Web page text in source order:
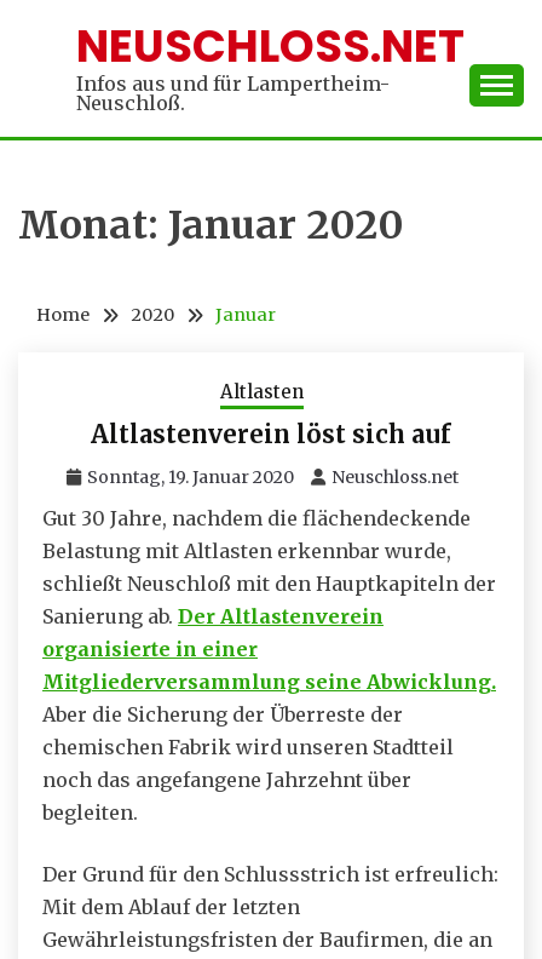
NEUSCHLOSS.NET
Infos aus und für Lampertheim-
Neuschloß.
Monat: Januar 2020
Home 2020 Januar
Altlasten
Altlastenverein löst sich auf
Sonntag, 19. Januar 2020 Neuschloss.net
Gut 30 Jahre, nachdem die flächendeckende
Belastung mit Altlasten erkennbar wurde,
schließt Neuschloß mit den Hauptkapiteln der
Sanierung ab. Der Altlastenverein
organisierte in einer
Mitgliederversammlung seine Abwicklung.
Aber die Sicherung der Überreste der
chemischen Fabrik wird unseren Stadtteil
noch das angefangene Jahrzehnt über
begleiten.
Der Grund für den Schlussstrich ist erfreulich:
Mit dem Ablauf der letzten
Gewährleistungsfristen der Baufirmen, die an